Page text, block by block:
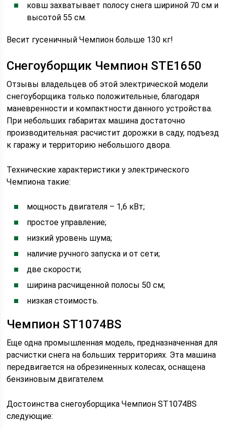
ковш захватывает полосу снега шириной 70 см и
высотой 55 см.
Весит гусеничный Чемпион больше 130 кг!
Снегоуборщик Чемпион STE1650
Отзывы владельцев об этой электрической модели
снегоуборщика только положительные, благодаря
маневренности и компактности данного устройства.
При небольших габаритах машина достаточно
производительная: расчистит дорожки в саду, подъезд
к гаражу и территорию небольшого двора.
Технические характеристики у электрического
Чемпиона такие:
мощность двигателя – 1,6 кВт;
простое управление;
низкий уровень шума;
наличие ручного запуска и от сети;
две скорости;
ширина расчищенной полосы 50 см;
низкая стоимость.
Чемпион ST1074BS
Еще одна промышленная модель, предназначенная для
расчистки снега на больших территориях. Эта машина
передвигается на обрезиненных колесах, оснащена
бензиновым двигателем.
Достоинства снегоуборщика Чемпион ST1074BS
следующие: